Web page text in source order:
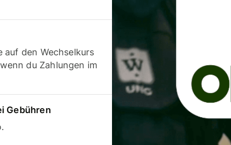
auf den Wechselkurs
du Zahlungen im
Gebühren